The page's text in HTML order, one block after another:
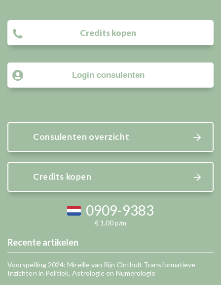
Credits kopen
Login consulenten
Consulenten overzicht
Credits kopen
0909-9383
€ 1,00 p/m
Recente artikelen
Voorspelling 2024: Mireille van Rijn Onthult Transformatieve
Inzichten in Politiek, Astrologie en Numerologie